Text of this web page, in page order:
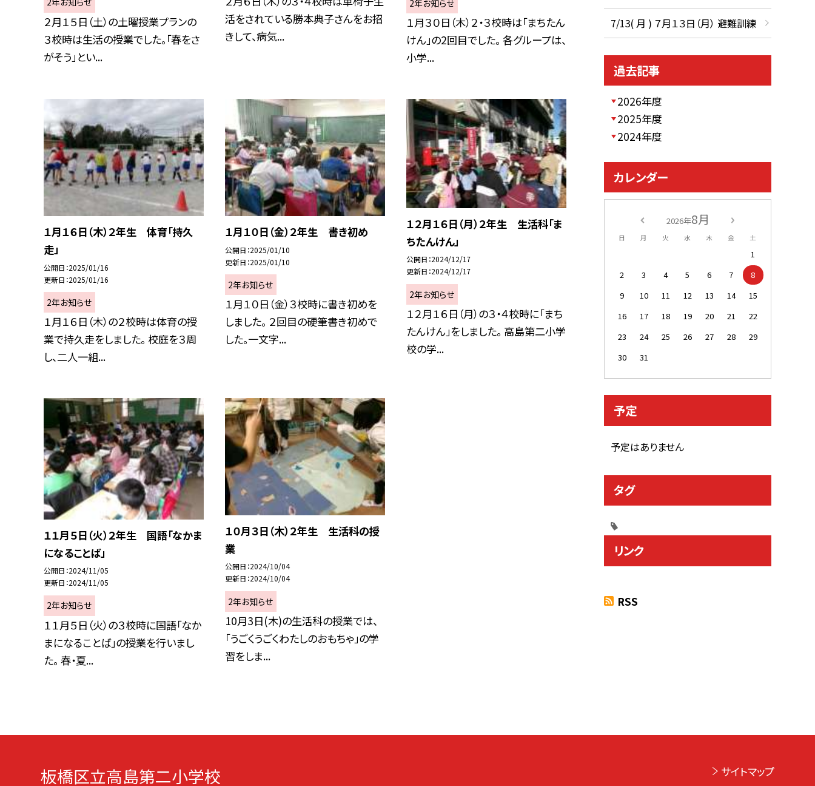
２月１５日（土）の土曜授業プランの
３校時は生活の授業でした。「春をさ
がそう」とい...
活をされている勝本典子さんをお招
きして、病気...
2年お知らせ
１月３０日（木）２・３校時は「まちたん
けん」の2回目でした。 各グループは、
小学...
１月１６日（木）２年生 体育「持久
走」
公開日 2025/01/16
更新日 2025/01/16
2年お知らせ
１月１６日（木）の２校時は体育の授
業で持久走をしました。 校庭を３周
し、二人一組...
１月１０日（金）２年生 書き初め
公開日 2025/01/10
更新日 2025/01/10
2年お知らせ
１月１０日（金）３校時に書き初めを
しました。 ２回目の硬筆書き初めで
した。一文字...
１２月１６日（月）２年生 生活科「ま
ちたんけん」
公開日 2024/12/17
更新日 2024/12/17
2年お知らせ
１２月１６日（月）の３・４校時に「まち
たんけん」をしました。 高島第二小学
校の学...
１１月５日（火）２年生 国語「なかま
になることば」
公開日 2024/11/05
更新日 2024/11/05
2年お知らせ
１１月５日（火）の３校時に国語「なか
まになることば」の授業を行いまし
た。 春・夏...
１０月３日（木）２年生 生活科の授
業
公開日 2024/10/04
更新日 2024/10/04
2年お知らせ
10月3日(木)の生活科の授業では、
「うごくうごくわたしのおもちゃ」の学
習をしま...
7/13( 月 ) ７月１３日（月） 避難訓練
過去記事
2026年度
2025年度
2024年度
カレンダー
2026年8月
日 月 火 水 木 金 土
1
2
3 4 5 6 7
8
9
10 11 12 13 14
15
16
17 18 19 20 21
22
23
24 25 26 27 28
29
30
31
予定
予定はありません
タグ
リンク
RSS
板橋区立高島第二小学校 サイトマップ